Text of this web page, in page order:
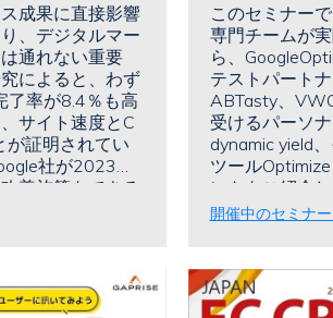
成果に直接影響
、デジタルマー
通れない重要
によると、わず
了率が8.4％も高
サイト速度とC
が証明されてい
社が2023年
善施策をできる
す。
このセミナー
専門チームが
ら、
テストパート
ABTasty、
受けるパーソ
dynamic yield
ツール
ントをご紹介し
開催中のセミナー